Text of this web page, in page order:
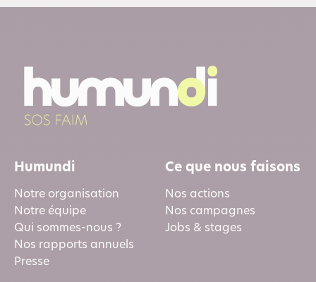
Humundi
Notre organisation
Notre équipe
Qui sommes-nous ?
Nos rapports annuels
Presse
Ce que nous faisons
Nos actions
Nos campagnes
Jobs & stages